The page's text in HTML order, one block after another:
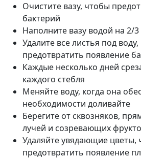
Очистите вазу, чтобы
бактерий
Наполните вазу водой на 2/3
Удалите все листья под
предотвратить появление
Каждые несколько дней
каждого стебля
Меняйте воду, когда она
необходимости доливайте
Берегите от сквозняков,
лучей и созревающих
Удаляйте увядающие цветы,
предотвратить появление